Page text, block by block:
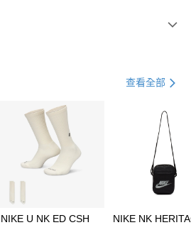
21家銀行
第一商業銀行
彰化商業銀行
查看全部
NIKE U NK ED CSH
NIKE NK